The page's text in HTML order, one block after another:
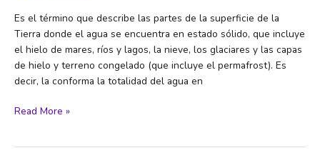
Es el término que describe las partes de la superficie de la
Tierra donde el agua se encuentra en estado sólido, que incluye
el hielo de mares, ríos y lagos, la nieve, los glaciares y las capas
de hielo y terreno congelado (que incluye el permafrost). Es
decir, la conforma la totalidad del agua en
Criosfera
Read More »